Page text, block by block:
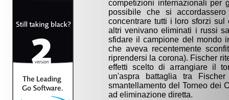
competizioni internazionali per
possibile che si
concentrare tutti i loro sforzi
altri venivano eliminati i russi
sfidare il campione del mondo
che aveva recentemente
riprendersi la corona). Fischer
effetti scelto di arrangiare il
un'aspra battaglia tra
smantellamento del Torneo dei
ad eliminazione diretta.